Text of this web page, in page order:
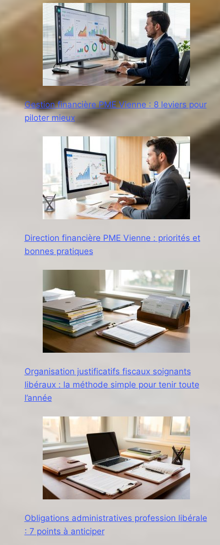
Gestion financière PME Vienne : 8 leviers pour
piloter mieux
Direction financière PME Vienne : priorités et
bonnes pratiques
Organisation justificatifs fiscaux soignants
libéraux : la méthode simple pour tenir toute
l’année
Obligations administratives profession libérale
: 7 points à anticiper